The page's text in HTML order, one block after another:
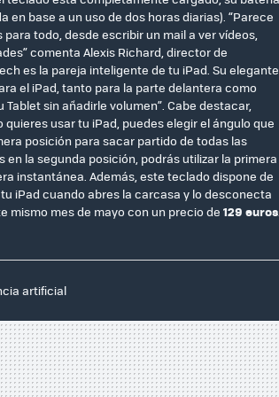
base a un uso de dos horas diarias). “Parece
todo, desde escribir un mail a ver vídeos,
comenta Alexis Richard, director de
es la pareja inteligente de tu iPad. Su elegante
el iPad, tanto para la parte delantera como
sin añadirle volumen”. Cabe destacar,
usar tu iPad, puedes elegir el ángulo que
posición para sacar partido de todas las
la segunda posición, podrás utilizar la primera
instantánea. Además, este teclado dispone de
iPad cuando abres la carcasa y lo desconecta
mismo mes de mayo con un precio de 129 euros
artificial